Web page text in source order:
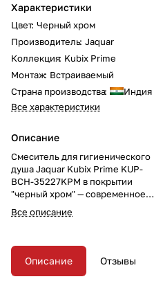
Характеристики
Цвет: Черный хром
Производитель: Jaquar
Коллекция: Kubix Prime
Монтаж: Встраиваемый
Страна производства:
Индия
Все характеристики
Описание
Смеситель для гигиенического
душа Jaquar Kubix Prime KUP-
BCH-35227KPM в покрытии
"черный хром" — современное и
стильное решение для вашего
санузла. Однорычажное
черное хромированное
покрытие добавляют
выразительный акцент в
Все описание
Описание Отзывы